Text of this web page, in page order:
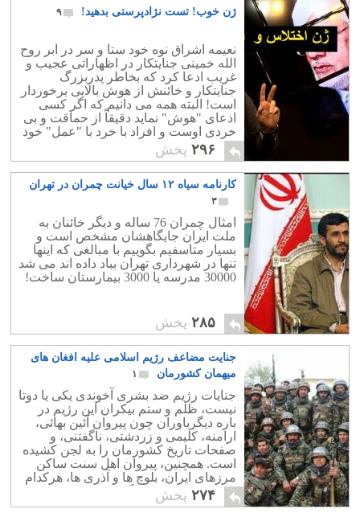
باشد و بانک مرکزی برای گذار از دو نرخی
ژن خوب! تست نژادپرستی بدهید! ۹
نعیمه اشراق نوه خود ستا و سر در ابر روح
الله خمینی جنایتکار در اظهاراتی عجیب و
غریب ادعا کرد که بخاطر پدربزرگ
جنایتکار و خائنش از هوش بالایی برخوردار
است! البته همه می دانیم که اگر کسی
ادعای "هوش" نماید دقیقاً از حماقت و بی
خردی اوست و افراد با خرد با "عمل" خود
هوش و خرد خویش را ثابت می نمایند ، با
تواضع و بی آنکه درباره اش ادعایی کنند.
نمونه آشکار آن بانوی نابغه و فقید ایرانی
زنده یاد مریم میرزاخانی بود.یا فرزند محمد
رضا عارف با اظهاراتی بسیار شرم آور
بجای اعتراف به اینکه موقعیت سیاسی پدر
و مادرش او را به جا و مکان امروزش
رسانیده ، می گوید که با بی خردی تمام و
کمال نشان داد که پدر و مادرش فرصت
کافی برای تربیت او را نداشته اند.
۲۹۶ پخش
کارنامه سیاه ۱۲ سال خیانت چمران در تهران
۳
امثال چمران 76 ساله و دیگر خائنان به
ملت ایران جایگاهشان مشخص است و
بسیار متاسفیم بگوییم با مبالغی که اینها
تنها در شهرداری تهران بباد داده اند می شد
30000 مدرسه یا 3000 بیمارستان ساخت!
۲۸۵ پخش
جنایت مضاعف رژیم اسلامی علیه افغان های
میهمان کشورمان
۱
جنایات رژیم ضد بشری آخوندی یکی یا دوتا
نیست، ظلم و ستم بیکران این رژیم در
باره دیگرباوران چون پیروان آئین بهائی،
ارامنه، کلیمی و زردشتی، ناگفتنی، و
صفحات تاریخ کشورمان را به لجن کشیده
است. همچنین، پیروان اهل سنت ساکن
مرزهای ایران، بلوچ ها و آذری ها، هرکدام
طعم تلخ جنایت این گروه بی خدا را چشیده
اند.
۲۷۴ پخش